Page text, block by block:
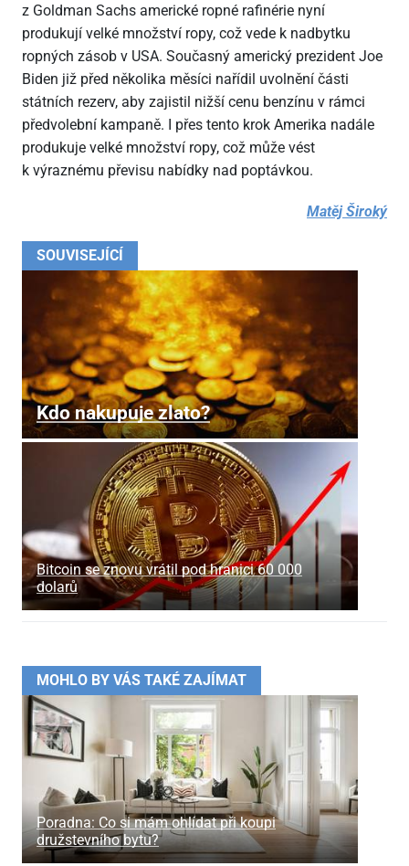
SOUVISEJÍCÍ
Kdo nakupuje zlato?
Bitcoin se znovu vrátil pod hranici 60 000
dolarů
z Goldman Sachs americké ropné rafinérie nyní
produkují velké množství ropy, což vede k nadbytku
ropných zásob v USA. Současný americký prezident Joe
Biden již před několika měsíci nařídil uvolnění části
státních rezerv, aby zajistil nižší cenu benzínu v rámci
předvolební kampaně. I přes tento krok Amerika nadále
produkuje velké množství ropy, což může vést
k výraznému převisu nabídky nad poptávkou.
Matěj Široký
MOHLO BY VÁS TAKÉ ZAJÍMAT
Poradna: Co si mám ohlídat při koupi
družstevního bytu?